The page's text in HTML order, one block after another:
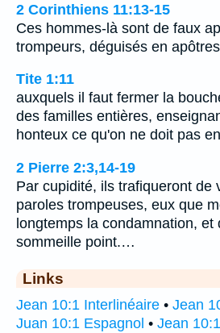
2 Corinthiens 11:13-15
Ces hommes-là sont de faux
trompeurs, déguisés en
Tite 1:11
auxquels il faut fermer la
des familles entières,
honteux ce qu'on ne doit pas
2 Pierre 2:3,14-19
Par cupidité, ils trafiqueront de
paroles trompeuses, eux que
longtemps la condamnation, et
sommeille point.…
Links
Jean 10:1 Interlinéaire • Jean
Juan 10:1 Espagnol • Jean